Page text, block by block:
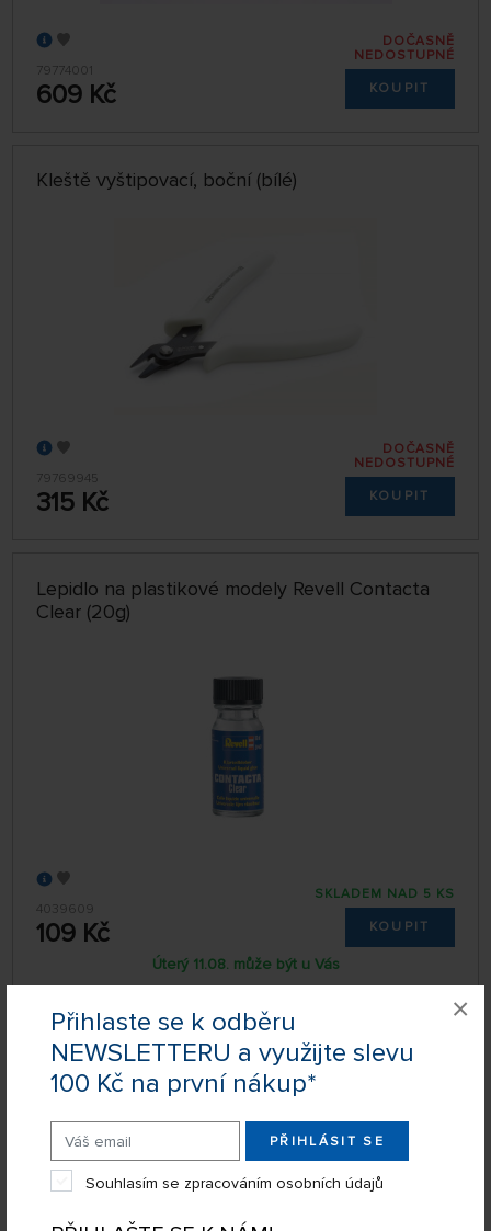
Přihlaste se k odběru
NEWSLETTERU a využijte slevu
100 Kč na první nákup*
PŘIHLÁSIT SE
Souhlasím se zpracováním osobních údajů
×
79774001
609 Kč
DOČASNĚ
NEDOSTUPNÉ
KOUPIT
Kleště vyštipovací, boční (bílé)
79769945
315 Kč
DOČASNĚ
NEDOSTUPNÉ
KOUPIT
Lepidlo na plastikové modely Revell Contacta
Clear (20g)
4039609
109 Kč
SKLADEM NAD 5 KS
KOUPIT
Úterý 11.08. může být u Vás
Lepidlo na plastikové modely Revell Contacta
Liquid (18 g)